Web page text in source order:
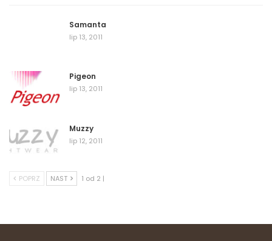
Samanta
lip 13, 2011
Pigeon
lip 13, 2011
Muzzy
lip 12, 2011
POPRZ NAST 1 od 2 |